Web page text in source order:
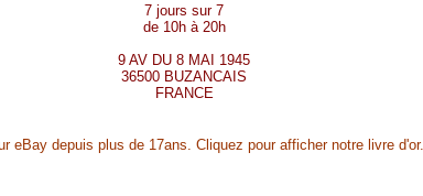
7 jours sur 7
de 10h à 20h
9 AV DU 8 MAI 1945
36500 BUZANCAIS
FRANCE
depuis plus de 17ans. Cliquez pour afficher notre livre d'or.